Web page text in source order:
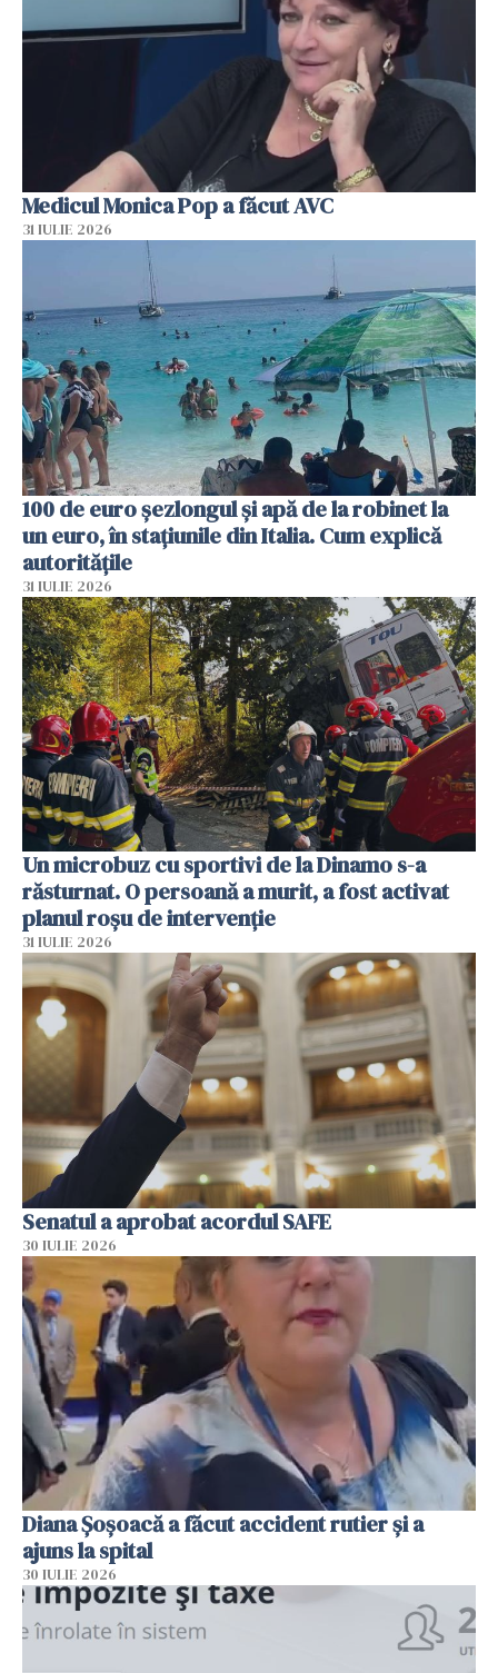
Medicul Monica Pop a făcut AVC
31 IULIE 2026
100 de euro șezlongul și apă de la robinet la
un euro, în stațiunile din Italia. Cum explică
autoritățile
31 IULIE 2026
Un microbuz cu sportivi de la Dinamo s-a
răsturnat. O persoană a murit, a fost activat
planul roșu de intervenție
31 IULIE 2026
Senatul a aprobat acordul SAFE
30 IULIE 2026
Diana Șoșoacă a făcut accident rutier și a
ajuns la spital
30 IULIE 2026